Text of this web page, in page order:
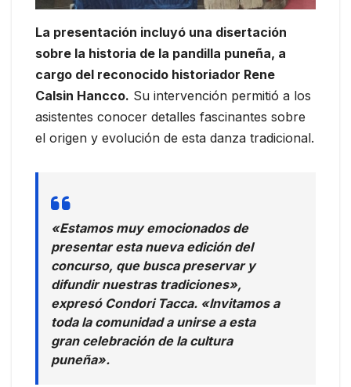
La presentación incluyó una disertación
sobre la historia de la pandilla puneña, a
cargo del reconocido historiador Rene
Calsin Hancco. Su intervención permitió a los
asistentes conocer detalles fascinantes sobre
el origen y evolución de esta danza tradicional.
«Estamos muy emocionados de
presentar esta nueva edición del
concurso, que busca preservar y
difundir nuestras tradiciones»,
expresó Condori Tacca. «Invitamos a
toda la comunidad a unirse a esta
gran celebración de la cultura
puneña».